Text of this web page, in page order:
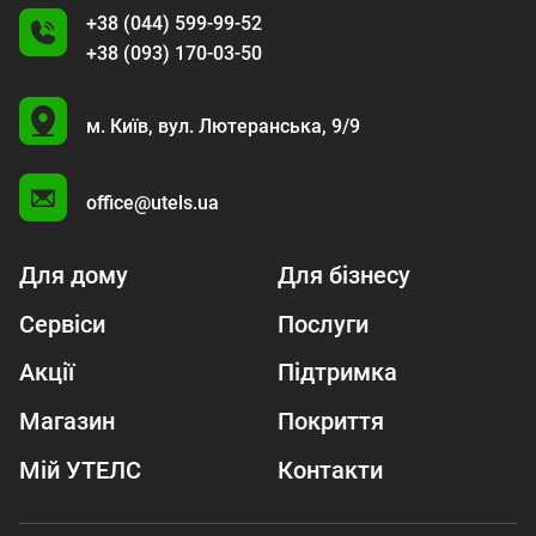
+38 (044) 599-99-52
+38 (093) 170-03-50
U
м. Київ, вул. Лютеранська, 9/9
office@utels.ua
Для дому
Для бізнесу
Сервіси
Послуги
Акції
Підтримка
Магазин
Покриття
Мій УТЕЛС
Контакти